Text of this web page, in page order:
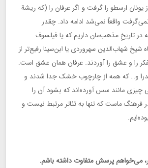
یونان ارسطو را گرفت و اگر عرفان را (که ریشة
واقعاً نمی‌شد ادامه داد. چقدر
تاریخِ مذهب‌مان داریم که یا فیلسوف
شیخ شهاب‌الدین سهروردی یا ابن‌سینا رفیع‌تر از
را و عشق را آوردند. عرفان همان عشق است.
و… که همه از چارچوب خشک جدا شدند و
چیزی مانند سس ‌آورده‌اند که بشود آن را
فرهنگ ماست که تنها به تئاتر مرتبط نیست و
می‌خواهم پرسش متفاوت داشته باشم.